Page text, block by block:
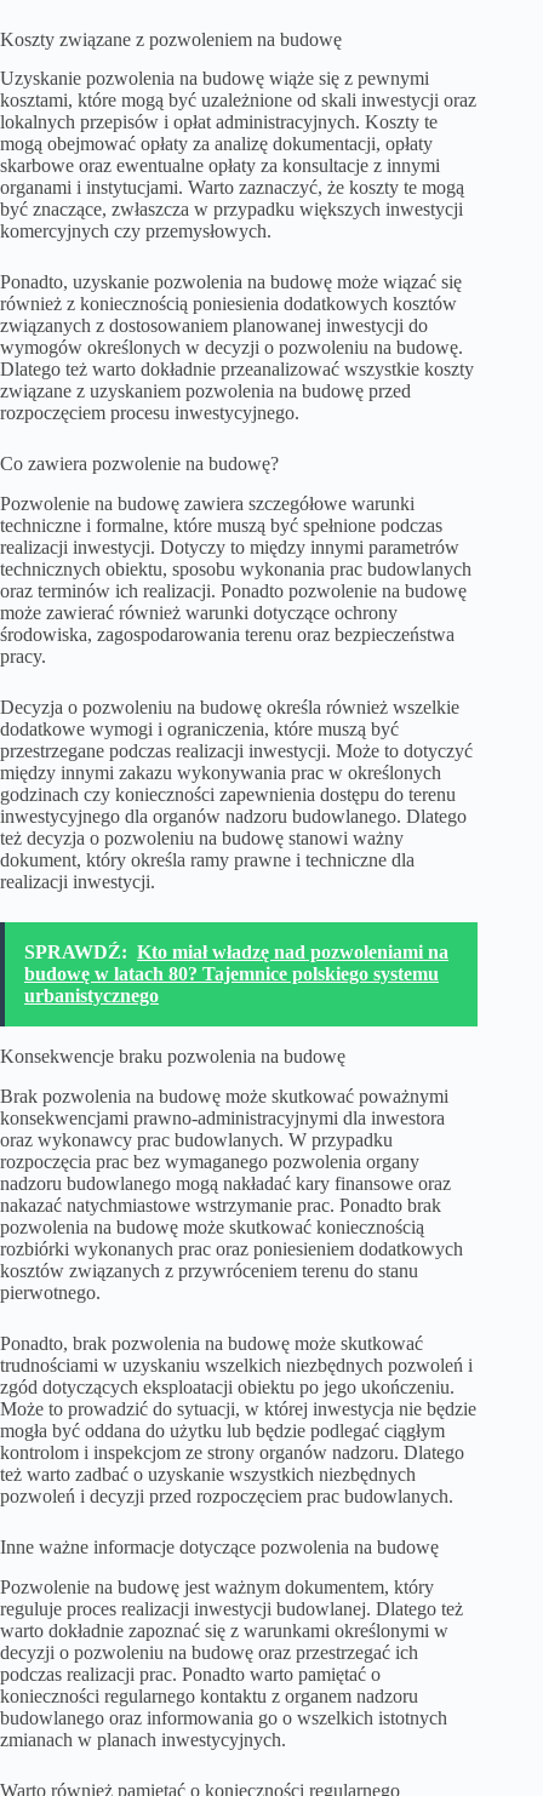
Koszty związane z pozwoleniem na budowę
Uzyskanie pozwolenia na budowę wiąże się z pewnymi
kosztami, które mogą być uzależnione od skali inwestycji oraz
lokalnych przepisów i opłat administracyjnych. Koszty te
mogą obejmować opłaty za analizę dokumentacji, opłaty
skarbowe oraz ewentualne opłaty za konsultacje z innymi
organami i instytucjami. Warto zaznaczyć, że koszty te mogą
być znaczące, zwłaszcza w przypadku większych inwestycji
komercyjnych czy przemysłowych.
Ponadto, uzyskanie pozwolenia na budowę może wiązać się
również z koniecznością poniesienia dodatkowych kosztów
związanych z dostosowaniem planowanej inwestycji do
wymogów określonych w decyzji o pozwoleniu na budowę.
Dlatego też warto dokładnie przeanalizować wszystkie koszty
związane z uzyskaniem pozwolenia na budowę przed
rozpoczęciem procesu inwestycyjnego.
Co zawiera pozwolenie na budowę?
Pozwolenie na budowę zawiera szczegółowe warunki
techniczne i formalne, które muszą być spełnione podczas
realizacji inwestycji. Dotyczy to między innymi parametrów
technicznych obiektu, sposobu wykonania prac budowlanych
oraz terminów ich realizacji. Ponadto pozwolenie na budowę
może zawierać również warunki dotyczące ochrony
środowiska, zagospodarowania terenu oraz bezpieczeństwa
pracy.
Decyzja o pozwoleniu na budowę określa również wszelkie
dodatkowe wymogi i ograniczenia, które muszą być
przestrzegane podczas realizacji inwestycji. Może to dotyczyć
między innymi zakazu wykonywania prac w określonych
godzinach czy konieczności zapewnienia dostępu do terenu
inwestycyjnego dla organów nadzoru budowlanego. Dlatego
też decyzja o pozwoleniu na budowę stanowi ważny
dokument, który określa ramy prawne i techniczne dla
realizacji inwestycji.
SPRAWDŹ: Kto miał władzę nad pozwoleniami na
budowę w latach 80? Tajemnice polskiego systemu
urbanistycznego
Konsekwencje braku pozwolenia na budowę
Brak pozwolenia na budowę może skutkować poważnymi
konsekwencjami prawno-administracyjnymi dla inwestora
oraz wykonawcy prac budowlanych. W przypadku
rozpoczęcia prac bez wymaganego pozwolenia organy
nadzoru budowlanego mogą nakładać kary finansowe oraz
nakazać natychmiastowe wstrzymanie prac. Ponadto brak
pozwolenia na budowę może skutkować koniecznością
rozbiórki wykonanych prac oraz poniesieniem dodatkowych
kosztów związanych z przywróceniem terenu do stanu
pierwotnego.
Ponadto, brak pozwolenia na budowę może skutkować
trudnościami w uzyskaniu wszelkich niezbędnych pozwoleń i
zgód dotyczących eksploatacji obiektu po jego ukończeniu.
Może to prowadzić do sytuacji, w której inwestycja nie będzie
mogła być oddana do użytku lub będzie podlegać ciągłym
kontrolom i inspekcjom ze strony organów nadzoru. Dlatego
też warto zadbać o uzyskanie wszystkich niezbędnych
pozwoleń i decyzji przed rozpoczęciem prac budowlanych.
Inne ważne informacje dotyczące pozwolenia na budowę
Pozwolenie na budowę jest ważnym dokumentem, który
reguluje proces realizacji inwestycji budowlanej. Dlatego też
warto dokładnie zapoznać się z warunkami określonymi w
decyzji o pozwoleniu na budowę oraz przestrzegać ich
podczas realizacji prac. Ponadto warto pamiętać o
konieczności regularnego kontaktu z organem nadzoru
budowlanego oraz informowania go o wszelkich istotnych
zmianach w planach inwestycyjnych.
Warto również pamiętać o konieczności regularnego